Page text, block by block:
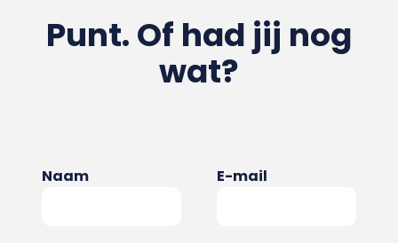
Punt. Of had jij nog
wat?
Naam E-mail